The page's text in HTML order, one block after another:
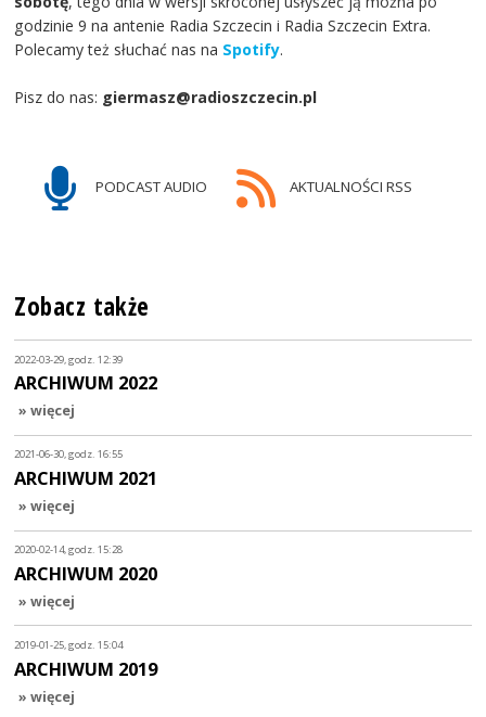
godzinie 9 na antenie Radia Szczecin i Radia Szczecin Extra.
Polecamy też słuchać nas na Spotify.
Pisz do nas: giermasz@radioszczecin.pl
PODCAST AUDIO AKTUALNOŚCI RSS
Zobacz także
2022-03-29, godz. 12:39
ARCHIWUM 2022
» więcej
2021-06-30, godz. 16:55
ARCHIWUM 2021
» więcej
2020-02-14, godz. 15:28
ARCHIWUM 2020
» więcej
2019-01-25, godz. 15:04
ARCHIWUM 2019
» więcej